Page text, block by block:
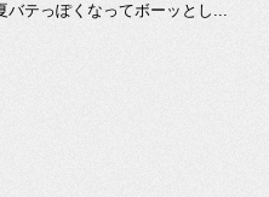
バテっぽくなってボーッとし...